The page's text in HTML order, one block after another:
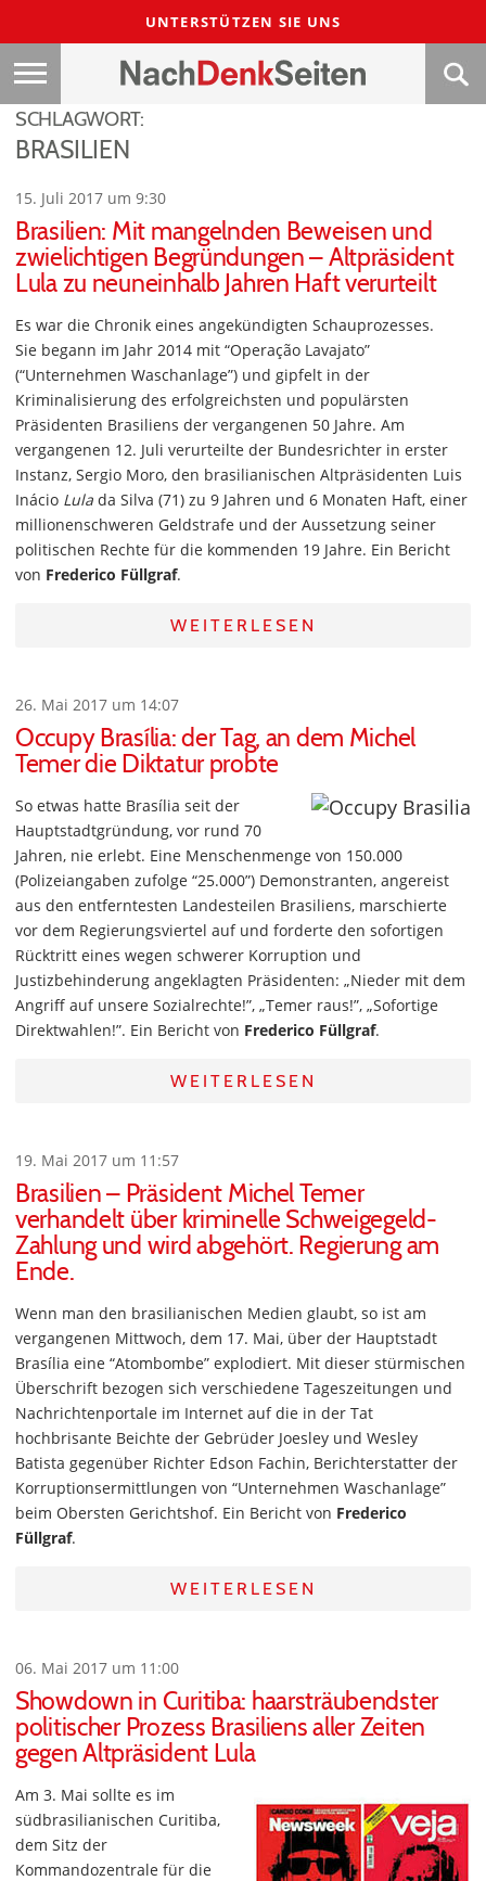
UNTERSTÜTZEN SIE UNS
SCHLAGWORT:
BRASILIEN
15. Juli 2017 um 9:30
Brasilien: Mit mangelnden Beweisen und
zwielichtigen Begründungen – Altpräsident
Lula zu neuneinhalb Jahren Haft verurteilt
Es war die Chronik eines angekündigten Schauprozesses.
Sie begann im Jahr 2014 mit “Operação Lavajato”
(“Unternehmen Waschanlage”) und gipfelt in der
Kriminalisierung des erfolgreichsten und populärsten
Präsidenten Brasiliens der vergangenen 50 Jahre. Am
vergangenen 12. Juli verurteilte der Bundesrichter in erster
Instanz, Sergio Moro, den brasilianischen Altpräsidenten Luis
Inácio Lula da Silva (71) zu 9 Jahren und 6 Monaten Haft, einer
millionenschweren Geldstrafe und der Aussetzung seiner
politischen Rechte für die kommenden 19 Jahre. Ein Bericht
von Frederico Füllgraf.
WEITERLESEN
26. Mai 2017 um 14:07
Occupy Brasília: der Tag, an dem Michel
Temer die Diktatur probte
So etwas hatte Brasília seit der
Hauptstadtgründung, vor rund 70
Jahren, nie erlebt. Eine Menschenmenge von 150.000
(Polizeiangaben zufolge “25.000”) Demonstranten, angereist
aus den entferntesten Landesteilen Brasiliens, marschierte
vor dem Regierungsviertel auf und forderte den sofortigen
Rücktritt eines wegen schwerer Korruption und
Justizbehinderung angeklagten Präsidenten: „Nieder mit dem
Angriff auf unsere Sozialrechte!”, „Temer raus!”, „Sofortige
Direktwahlen!”. Ein Bericht von Frederico Füllgraf.
WEITERLESEN
19. Mai 2017 um 11:57
Brasilien – Präsident Michel Temer
verhandelt über kriminelle Schweigegeld-
Zahlung und wird abgehört. Regierung am
Ende.
Wenn man den brasilianischen Medien glaubt, so ist am
vergangenen Mittwoch, dem 17. Mai, über der Hauptstadt
Brasília eine “Atombombe” explodiert. Mit dieser stürmischen
Überschrift bezogen sich verschiedene Tageszeitungen und
Nachrichtenportale im Internet auf die in der Tat
hochbrisante Beichte der Gebrüder Joesley und Wesley
Batista gegenüber Richter Edson Fachin, Berichterstatter der
Korruptionsermittlungen von “Unternehmen Waschanlage”
beim Obersten Gerichtshof. Ein Bericht von Frederico
Füllgraf.
WEITERLESEN
06. Mai 2017 um 11:00
Showdown in Curitiba: haarsträubendster
politischer Prozess Brasiliens aller Zeiten
gegen Altpräsident Lula
Am 3. Mai sollte es im
südbrasilianischen Curitiba,
dem Sitz der
Kommandozentrale für die